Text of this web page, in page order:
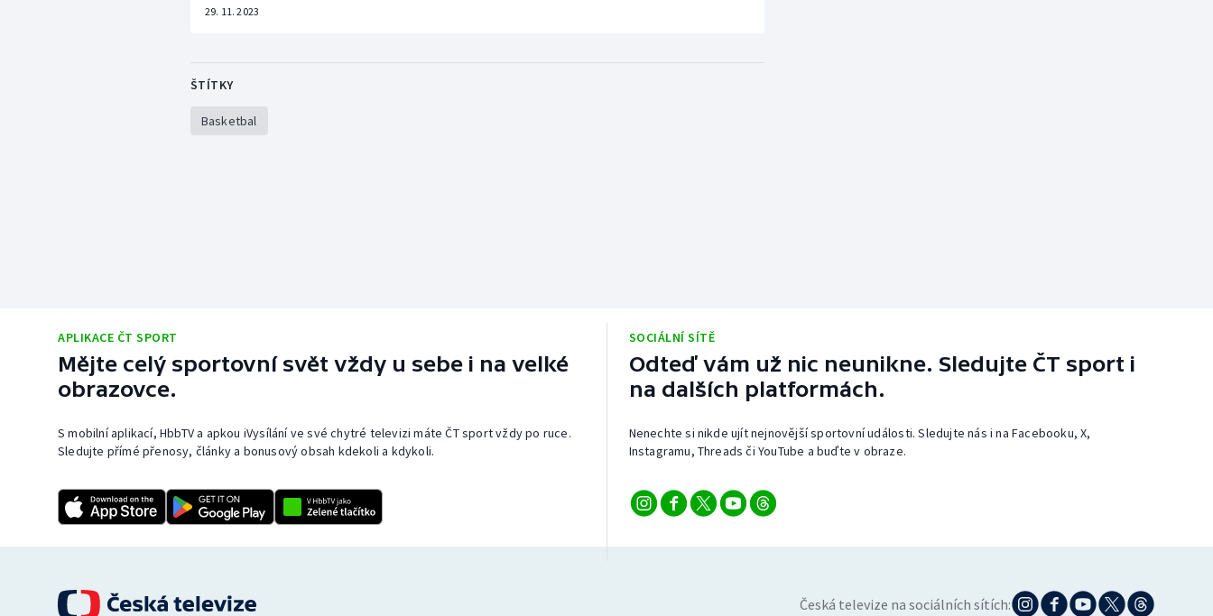
29. 11. 2023
ŠTÍTKY
Basketbal
APLIKACE ČT SPORT
Mějte celý sportovní svět vždy u sebe i na velké
obrazovce.
S mobilní aplikací, HbbTV a apkou iVysílání ve své chytré televizi máte ČT sport vždy po ruce.
Sledujte přímé přenosy, články a bonusový obsah kdekoli a kdykoli.
SOCIÁLNÍ SÍTĚ
Odteď vám už nic neunikne. Sledujte ČT sport i
na dalších platformách.
Nenechte si nikde ujít nejnovější sportovní události. Sledujte nás i na Facebooku, X,
Instagramu, Threads či YouTube a buďte v obraze.
Česká televize na sociálních sítích: